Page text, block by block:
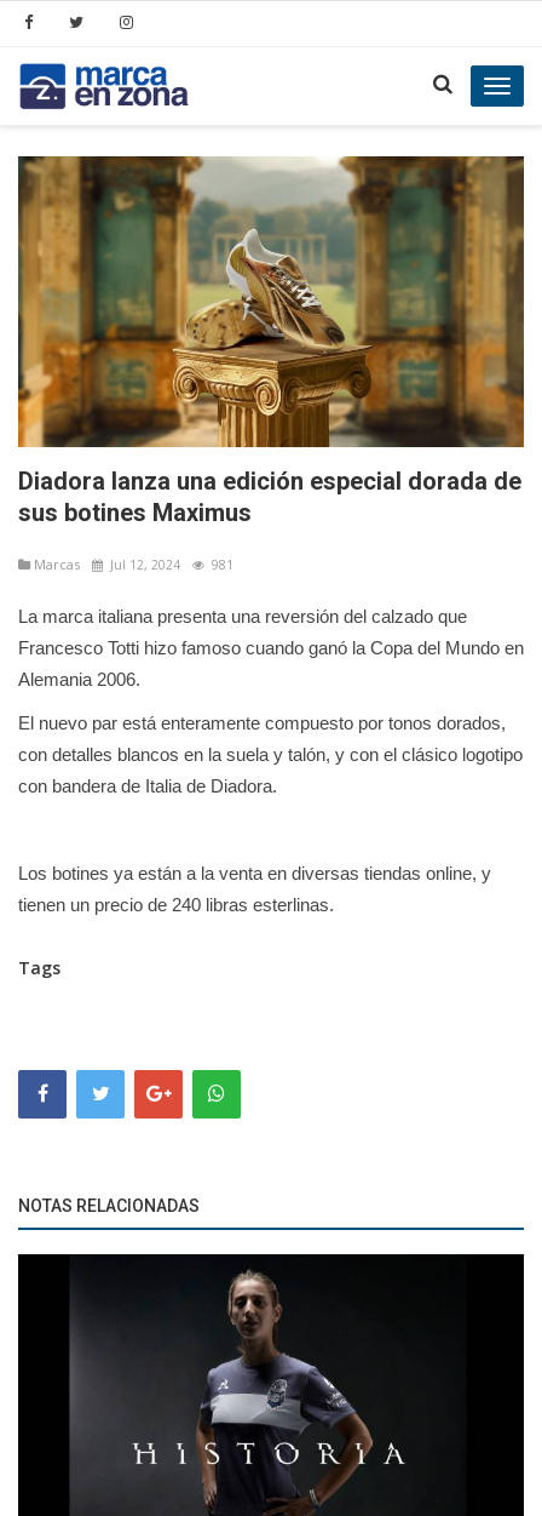
Diadora lanza una edición especial dorada de
sus botines Maximus
Marcas Jul 12, 2024 981
La marca italiana presenta una reversión del calzado que
Francesco Totti hizo famoso cuando ganó la Copa del Mundo en
Alemania 2006.
El nuevo par está enteramente compuesto por tonos dorados,
con detalles blancos en la suela y talón, y con el clásico logotipo
con bandera de Italia de Diadora.
Los botines ya están a la venta en diversas tiendas online, y
tienen un precio de 240 libras esterlinas.
Tags
NOTAS RELACIONADAS